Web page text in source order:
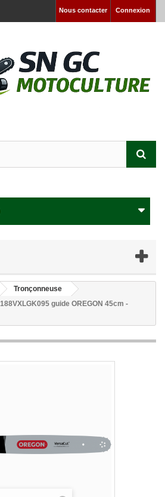
Connexion
Nous contacter
Tronçonneuse
188VXLGK095 guide OREGON 45cm -